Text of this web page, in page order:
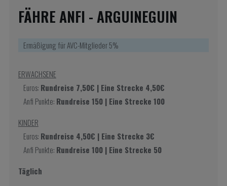
FÄHRE ANFI - ARGUINEGUIN
Ermäßigung für AVC-Mitglieder 5%
ERWACHSENE
Euros: Rundreise 7,50€ | Eine Strecke 4,50€
Anfi Punkte: Rundreise 150 | Eine Strecke 100
KINDER
Euros: Rundreise 4,50€ | Eine Strecke 3€
Anfi Punkte: Rundreise 100 | Eine Strecke 50
Täglich